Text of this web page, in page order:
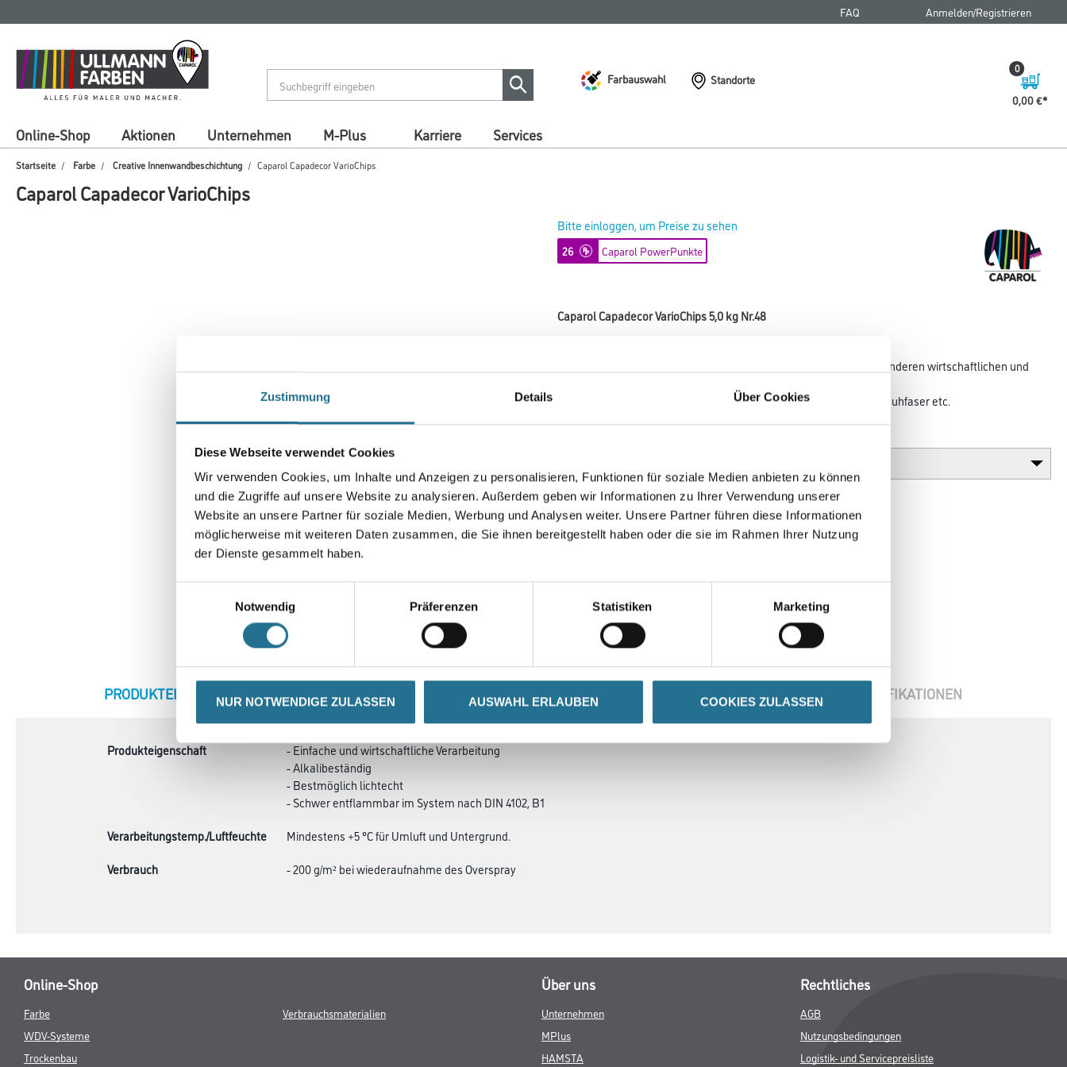
Zustimmung Details Über Cookies
Diese Webseite verwendet Cookies
Wir verwenden Cookies, um Inhalte und Anzeigen zu personalisieren, Funktionen für soziale Medien anbieten zu können
und die Zugriffe auf unsere Website zu analysieren. Außerdem geben wir Informationen zu Ihrer Verwendung unserer
Website an unsere Partner für soziale Medien, Werbung und Analysen weiter. Unsere Partner führen diese Informationen
möglicherweise mit weiteren Daten zusammen, die Sie ihnen bereitgestellt haben oder die sie im Rahmen Ihrer Nutzung
der Dienste gesammelt haben.
Notwendig
Präferenzen Statistiken Marketing
NUR NOTWENDIGE ZULASSEN AUSWAHL ERLAUBEN COOKIES ZULASSEN
springen
springen
FAQ Anmelden/Registrieren
Farbauswahl
Standorte
0,00 €
0
Online-Shop Aktionen Unternehmen M-Plus Karriere Services
Startseite Farbe Creative Innenwandbeschichtung Caparol Capadecor VarioChips
Caparol Capadecor VarioChips
Bitte einloggen, um Preise zu sehen
26 Caparol PowerPunkte
Caparol Capadecor VarioChips 5,0 kg Nr.48
Mehrfarbiges Gestaltungskonzept auf Chipsbasis. Wegen der besonderen wirtschaftlichen und
Renovierungen von Treppenhäusern, z.B. auch auf Glasgewebe, Rauhfaser etc.
Umrechnungsfaktoren
CURRENT
PRODUKTEIGENSCHAFTEN ZUSATZINFOS GEFAHRENHINWEISE DATENBLÄTTER SPEZIFIKATIONEN
Produkteigenschaft
- Einfache und wirtschaftliche Verarbeitung
- Alkalibeständig
- Bestmöglich lichtecht
- Schwer entflammbar im System nach DIN 4102, B1
Verarbeitungstemp./Luftfeuchte
Mindestens +5 °C für Umluft und Untergrund.
Verbrauch
- 200 g/m² bei wiederaufnahme des Overspray
Online-Shop
Farbe
WDV-Systeme
Trockenbau
Verbrauchsmaterialien
Über uns
Unternehmen
MPlus
HAMSTA
Rechtliches
AGB
Nutzungsbedingungen
Logistik- und Servicepreisliste